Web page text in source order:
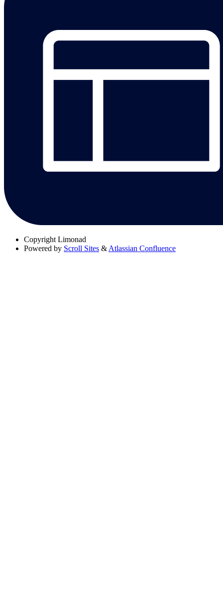
Copyright Limonad
Powered by Scroll Sites & Atlassian Confluence